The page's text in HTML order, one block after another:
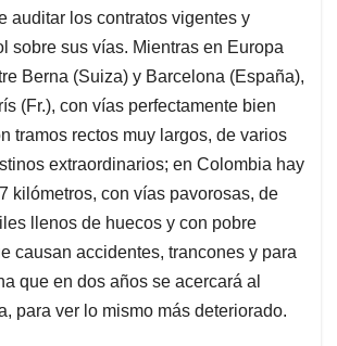
auditar los contratos vigentes y
sobre sus vías. Mientras en Europa
Berna (Suiza) y Barcelona (España),
(Fr.), con vías perfectamente bien
tramos rectos muy largos, de varios
extraordinarios; en Colombia hay
kilómetros, con vías pavorosas, de
llenos de huecos y con pobre
causan accidentes, trancones y para
que en dos años se acercará al
para ver lo mismo más deteriorado.